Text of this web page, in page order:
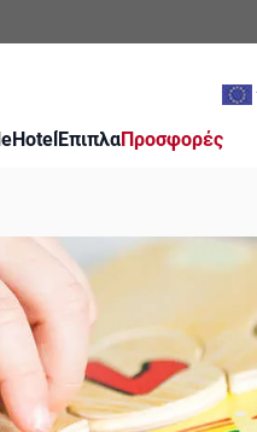
HotelΈπιπλαΠροσφορές